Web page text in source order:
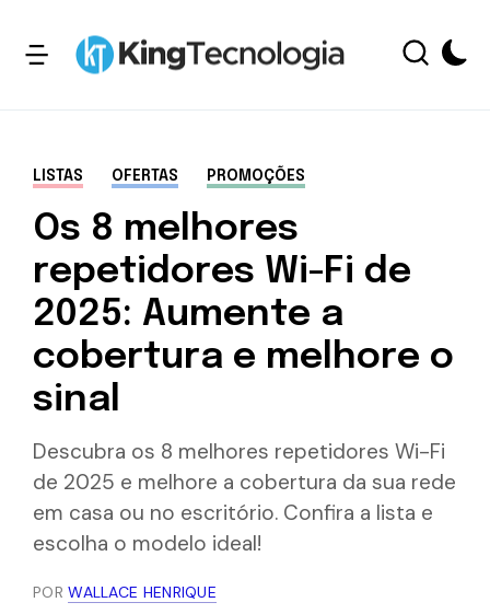
LISTAS OFERTAS PROMOÇÕES
Os 8 melhores
repetidores Wi-Fi de
2025: Aumente a
cobertura e melhore o
sinal
Descubra os 8 melhores repetidores Wi-Fi
de 2025 e melhore a cobertura da sua rede
em casa ou no escritório. Confira a lista e
escolha o modelo ideal!
PORWALLACE HENRIQUE